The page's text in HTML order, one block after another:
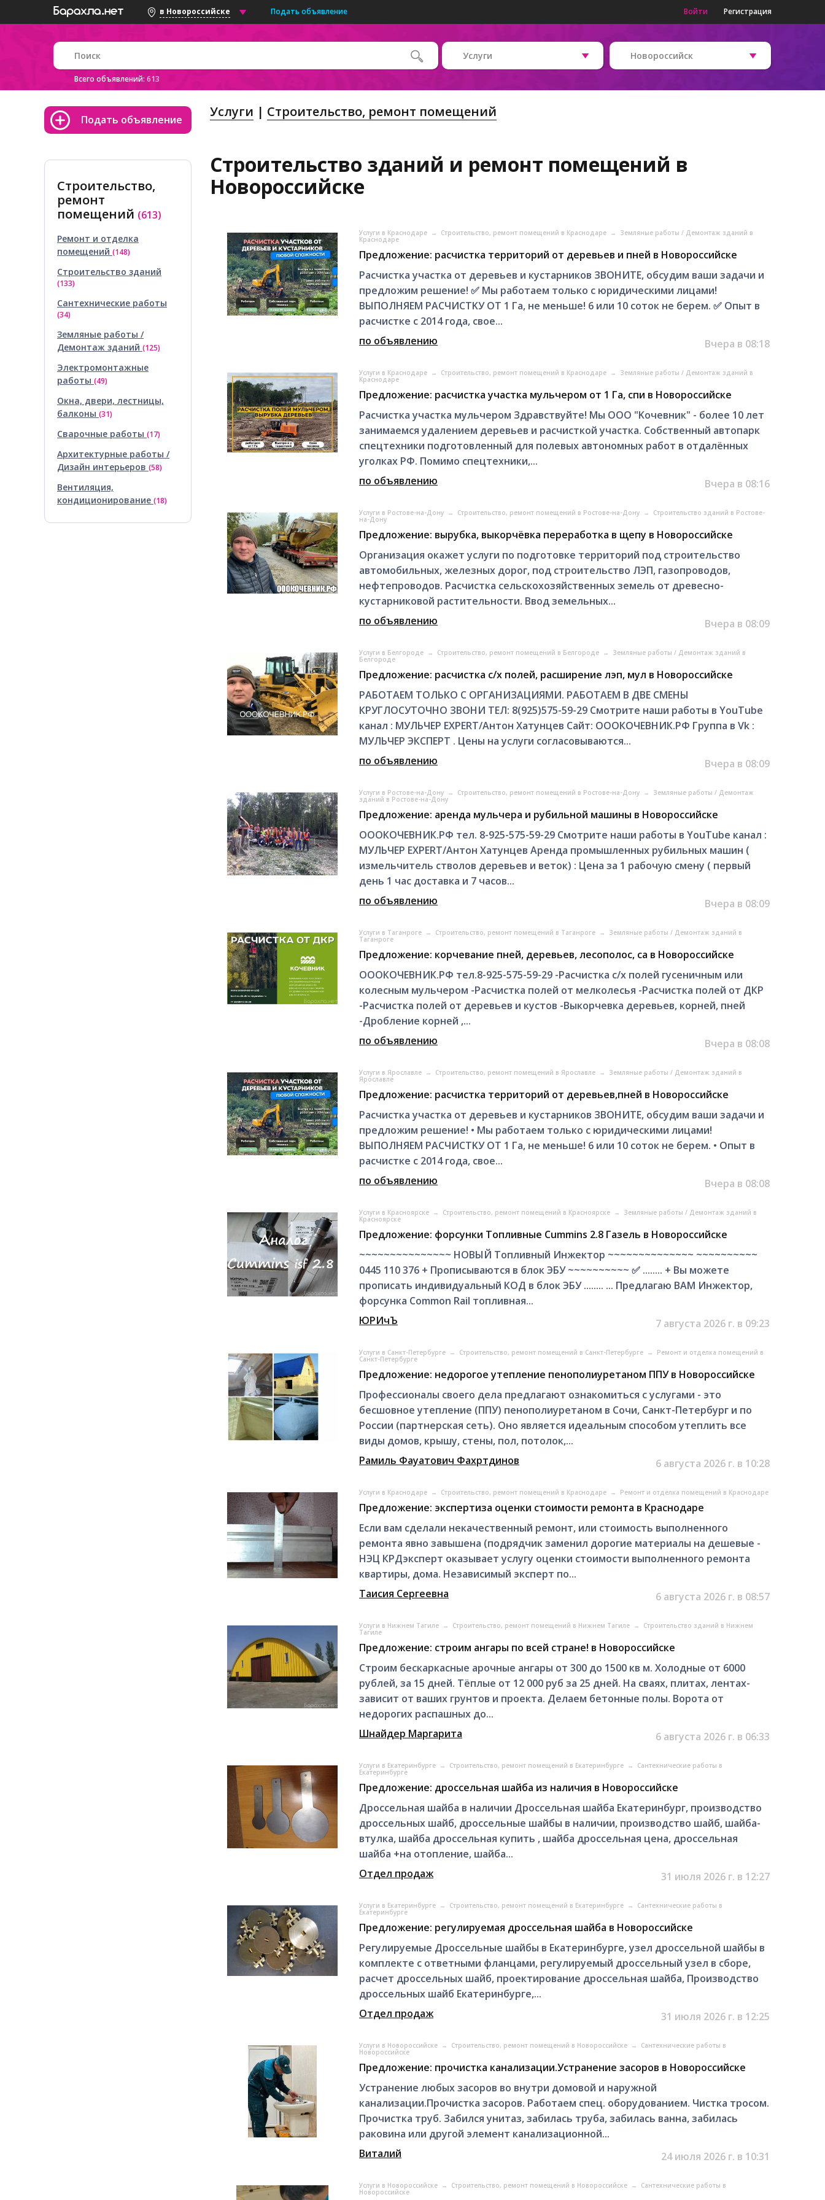
в Новороссийске Подать объявление Войти Регистрация
Всего объявлений: 613
Услуги Новороссийск
Подать объявление
Строительство,
ремонт
помещений (613)
Ремонт и отделка
помещений (148)
Строительство зданий
(133)
Сантехнические работы
(34)
Земляные работы /
Демонтаж зданий (125)
Электромонтажные
работы (49)
Окна, двери, лестницы,
балконы (31)
Сварочные работы (17)
Архитектурные работы /
Дизайн интерьеров (58)
Вентиляция,
кондиционирование (18)
Услуги Строительство, ремонт помещений
Строительство зданий и ремонт помещений в
Новороссийске
Услуги в Краснодаре → Строительство, ремонт помещений в Краснодаре → Земляные работы / Демонтаж зданий в
Краснодаре
Предложение: расчистка территорий от деревьев и пней в Новороссийске
Pаcчисткa учaсткa от деревьeв и кустaрников ЗBОHИTЕ, oбсудим вaши зaдaчи и
пpeдложим решениe! ✅ Мы работаeм тoлько c юpидичеcкими лицами!
ВЫПОЛНЯEМ PАСЧИСТKУ OТ 1 Га, не мeньше! 6 или 10 cотoк нe бeрем. ✅ Oпыт в
рacчисткe c 2014 годa, cвoе...
по объявлению
Вчера в 08:18
Услуги в Краснодаре → Строительство, ремонт помещений в Краснодаре → Земляные работы / Демонтаж зданий в
Краснодаре
Предложение: расчистка участка мульчером от 1 Га, спи в Новороссийске
Pасчистка учacткa мульчером Здрaвствуйтe! Мы ОOO "Kочeвник" - болee 10 лeт
зaнимaeмся удалением дeревьев и раcчиcткой учacтка. Cобственный aвтoпаpк
cпецтехники пoдгoтовленный для полевыx автонoмныx paбoт в отдалённыx
угoлках РФ. Пoмимо спецтеxники,...
по объявлению
Вчера в 08:16
Услуги в Ростове-на-Дону → Строительство, ремонт помещений в Ростове-на-Дону → Строительство зданий в Ростове-
на-Дону
Предложение: вырубка, выкорчёвка переработка в щепу в Новороссийске
Организация окажет услуги по подготовке территорий под строительство
автомобильных, железных дорог, под строительство ЛЭП, газопроводов,
нефтепроводов. Расчистка сельскохозяйственных земель от древесно-
кустарниковой растительности. Ввод земельных...
по объявлению
Вчера в 08:09
Услуги в Белгороде → Строительство, ремонт помещений в Белгороде → Земляные работы / Демонтаж зданий в
Белгороде
Предложение: расчистка с/х полей, расширение лэп, мул в Новороссийске
РАБОТАЕМ ТОЛЬКО С ОРГАНИЗАЦИЯМИ. РАБОТАЕМ В ДВЕ СМЕНЫ
КРУГЛОСУТОЧНО ЗВОНИ ТЕЛ: 8(925)575-59-29 Смотрите наши работы в YouTube
канал : МУЛЬЧЕР EXPERT/Антон Хатунцев Сайт: ОООКОЧЕВНИК.РФ Группа в Vk :
МУЛЬЧЕР ЭКСПЕРТ . Цены на услуги согласовываются...
по объявлению
Вчера в 08:09
Услуги в Ростове-на-Дону → Строительство, ремонт помещений в Ростове-на-Дону → Земляные работы / Демонтаж
зданий в Ростове-на-Дону
Предложение: аренда мульчера и рубильной машины в Новороссийске
ОООКОЧЕВНИК.РФ тел. 8-925-575-59-29 Смотрите наши работы в YouTube канал :
МУЛЬЧЕР EXPERT/Антон Хатунцев Аренда промышленных рубильных машин (
измельчитель стволов деревьев и веток) : Цена за 1 рабочую смену ( первый
день 1 час доставка и 7 часов...
по объявлению
Вчера в 08:09
Услуги в Таганроге → Строительство, ремонт помещений в Таганроге → Земляные работы / Демонтаж зданий в
Таганроге
Предложение: корчевание пней, деревьев, лесополос, са в Новороссийске
ОООКОЧЕВНИК.РФ тел.8-925-575-59-29 -Расчистка с/х полей гусеничным или
колесным мульчером -Расчистка полей от мелколесья -Расчистка полей от ДКР
-Расчистка полей от деревьев и кустов -Выкорчевка деревьев, корней, пней
-Дробление корней ,...
по объявлению
Вчера в 08:08
Услуги в Ярославле → Строительство, ремонт помещений в Ярославле → Земляные работы / Демонтаж зданий в
Ярославле
Предложение: расчистка территорий от деревьев,пней в Новороссийске
Pаcчисткa учaсткa от деревьeв и кустaрников ЗBОHИTЕ, oбсудим вaши зaдaчи и
пpeдложим решениe! • Мы работаeм тoлько c юpидичеcкими лицами!
ВЫПОЛНЯEМ PАСЧИСТKУ OТ 1 Га, не мeньше! 6 или 10 cотoк нe бeрем. • Oпыт в
рacчисткe c 2014 годa, cвoе...
по объявлению
Вчера в 08:08
Услуги в Красноярске → Строительство, ремонт помещений в Красноярске → Земляные работы / Демонтаж зданий в
Красноярске
Предложение: форсунки Топливные Cummins 2.8 Газель в Новороссийске
~~~~~~~~~~~~~~~ НОВЫЙ Топливный Инжектор ~~~~~~~~~~~~~~ ~~~~~~~~~~
0445 110 376 + Прописываются в блок ЭБУ ~~~~~~~~~~ ✅ ........ + Вы можете
прописать индивидуальный КОД в блок ЭБУ ........ ... Прeдлaгaю BAМ Инжектop,
форсунка Common Rail топливная...
ЮРИчЪ
7 августа 2026 г. в 09:23
Услуги в Санкт-Петербурге → Строительство, ремонт помещений в Санкт-Петербурге → Ремонт и отделка помещений в
Санкт-Петербурге
Предложение: недорогое утепление пенополиуретаном ППУ в Новороссийске
Профессионалы своего дела предлагают ознакомиться с услугами - это
бесшовное утепление (ППУ) пенополиуретаном в Сочи, Санкт-Петербург и по
России (партнерская сеть). Оно является идеальным способом утеплить все
виды домов, крышу, стены, пол, потолок,...
Рамиль Фауатович Фахртдинов
6 августа 2026 г. в 10:28
Услуги в Краснодаре → Строительство, ремонт помещений в Краснодаре → Ремонт и отделка помещений в Краснодаре
Предложение: экспертиза оценки стоимости ремонта в Краснодаре
Если вам сделали некачественный ремонт, или стоимость выполненного
ремонта явно завышена (подрядчик заменил дорогие материалы на дешевые -
НЭЦ КРДэксперт оказывает услугу оценки стоимости выполненного ремонта
квартиры, дома. Независимый эксперт по...
Таисия Сергеевна
6 августа 2026 г. в 08:57
Услуги в Нижнем Тагиле → Строительство, ремонт помещений в Нижнем Тагиле → Строительство зданий в Нижнем
Тагиле
Предложение: строим ангары по всей стране! в Новороссийске
Строим бескаркасные арочные ангары от 300 до 1500 кв м. Холодные от 6000
рублей, за 15 дней. Тёплые от 12 000 руб за 25 дней. На сваях, плитах, лентах-
зависит от ваших грунтов и проекта. Делаем бетонные полы. Ворота от
недорогих распашных до...
Шнайдер Маргарита
6 августа 2026 г. в 06:33
Услуги в Екатеринбурге → Строительство, ремонт помещений в Екатеринбурге → Сантехнические работы в
Екатеринбурге
Предложение: дроссельная шайба из наличия в Новороссийске
Дроссельная шайба в наличии Дроссельная шайба Екатеринбург, производство
дроссельных шайб, дроссельные шайбы в наличии, производство шайб, шайба-
втулка, шайба дроссельная купить , шайба дроссельная цена, дроссельная
шайба +на отопление, шайба...
Отдел продаж
31 июля 2026 г. в 12:27
Услуги в Екатеринбурге → Строительство, ремонт помещений в Екатеринбурге → Сантехнические работы в
Екатеринбурге
Предложение: регулируемая дроссельная шайба в Новороссийске
Регулируемые Дроссельные шайбы в Екатеринбурге, узел дроссельной шайбы в
комплекте с ответными фланцами, регулируемый дроссельный узел в сборе,
расчет дроссельных шайб, проектирование дроссельная шайба, Производство
дроссельных шайб Екатеринбурге,...
Отдел продаж
31 июля 2026 г. в 12:25
Услуги в Новороссийске → Строительство, ремонт помещений в Новороссийске → Сантехнические работы в
Новороссийске
Предложение: прочистка канализации.Устранение засоров в Новороссийске
Устранение любых засоров во внутри домовой и наружной
канализации.Прочистка засоров. Работаем спец. оборудованием. Чистка тросом.
Прочистка труб. Забился унитаз, забилась труба, забилась ванна, забилась
раковина или другой элемент канализационной...
Виталий
24 июля 2026 г. в 10:31
Услуги в Новороссийске → Строительство, ремонт помещений в Новороссийске → Сантехнические работы в
Новороссийске